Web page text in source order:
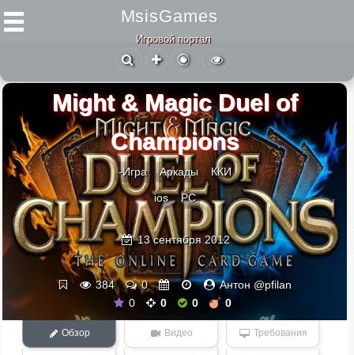
MsisGames
Игровой портал
Might & Magic Duel of
Champions
-Игра Аркады ККИ
ios PC
13 сентября 2012
384 0
Антон @pfilan
0
0 0 0
Обзор Видео Требования